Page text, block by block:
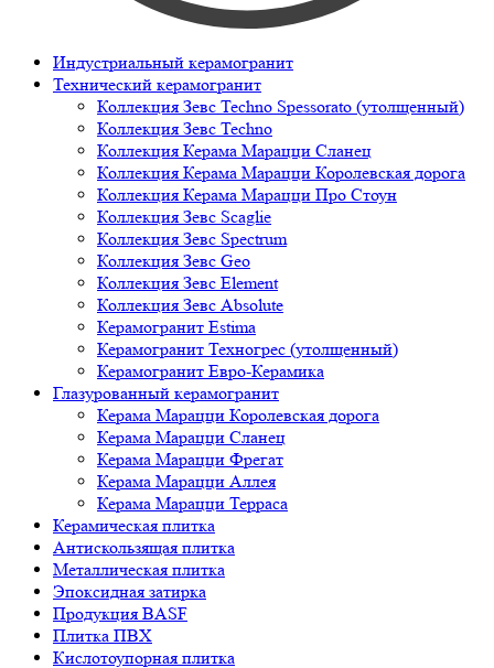
Индустриальный керамогранит
Технический керамогранит
Коллекция Зевс Techno Spessorato (утолщенный)
Коллекция Зевс Techno
Коллекция Керама Марацци Сланец
Коллекция Керама Марацци Королевская дорога
Коллекция Керама Марацци Про Стоун
Коллекция Зевс Scaglie
Коллекция Зевс Spectrum
Коллекция Зевс Geo
Коллекция Зевс Element
Коллекция Зевс Absolute
Керамогранит Estima
Керамогранит Техногрес (утолщенный)
Керамогранит Евро-Керамика
Глазурованный керамогранит
Керама Марацци Королевская дорога
Керама Марацци Сланец
Керама Марацци Фрегат
Керама Марацци Аллея
Керама Марацци Терраса
Керамическая плитка
Антискользящая плитка
Металлическая плитка
Эпоксидная затирка
Продукция BASF
Плитка ПВХ
Кислотоупорная плитка